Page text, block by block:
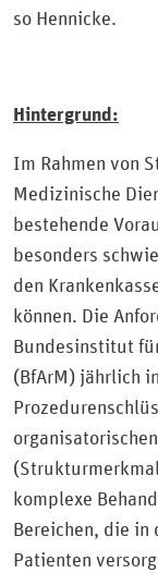
so Hennicke.
Hintergrund:
Im Rahmen von
Medizinische
bestehende
besonders
den
können. Die
Bundesinstitut
(BfArM) jährlich
komplexe
Bereichen, die in
Patienten